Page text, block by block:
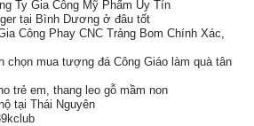
Ty Gia Công Mỹ Phẩm Uy Tín
tại Bình Dương ở đâu tốt
Công Phay CNC Trảng Bom Chính Xác,
chọn mua tượng đá Công Giáo làm quà tân
trẻ em, thang leo gỗ mầm non
tại Thái Nguyên